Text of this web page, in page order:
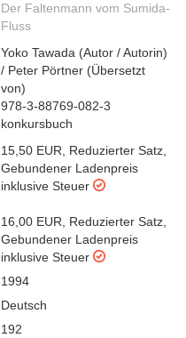
Der Faltenmann vom Sumida-
Fluss
Yoko Tawada (Autor / Autorin)
/ Peter Pörtner (Übersetzt
von)
978-3-88769-082-3
konkursbuch
15,50 EUR
Reduzierter Satz
Gebundener Ladenpreis
inklusive Steuer
16,00 EUR, Reduzierter Satz,
Gebundener Ladenpreis
inklusive Steuer
1994
Deutsch
192